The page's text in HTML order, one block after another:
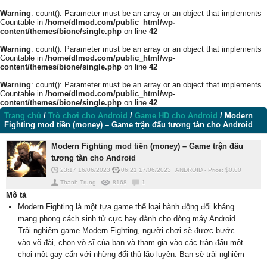
Warning: count(): Parameter must be an array or an object that implements
Countable in /home/dlmod.com/public_html/wp-
content/themes/bione/single.php on line 42
Warning: count(): Parameter must be an array or an object that implements
Countable in /home/dlmod.com/public_html/wp-
content/themes/bione/single.php on line 42
Warning: count(): Parameter must be an array or an object that implements
Countable in /home/dlmod.com/public_html/wp-
content/themes/bione/single.php on line 42
Trang chủ / Trò chơi cho Android / Game HD cho Android / Modern
Fighting mod tiền (money) – Game trận đấu tương tàn cho Android
Modern Fighting mod tiền (money) – Game trận đấu
tương tàn cho Android
23:17 16/06/2023 06:21 17/06/2023 ANDROID - Price: $0.00
Thanh Trung
8168 1
Mô tả
Modern Fighting là một tựa game thể loại hành động đối kháng
mang phong cách sinh tử cực hay dành cho dòng máy Android.
Trải nghiệm game Modern Fighting, người chơi sẽ được bước
vào võ đài, chọn võ sĩ của bạn và tham gia vào các trận đấu một
chọi một gay cấn với những đối thủ lão luyện. Bạn sẽ trải nghiệm